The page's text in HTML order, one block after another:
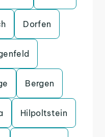
Dorfen
Bergen
Hilpoltstein